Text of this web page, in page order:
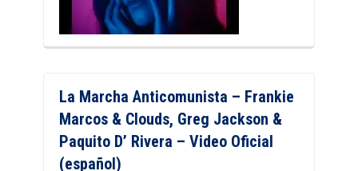
La Marcha Anticomunista – Frankie
Marcos & Clouds, Greg Jackson &
Paquito D’ Rivera – Video Oficial
(español)